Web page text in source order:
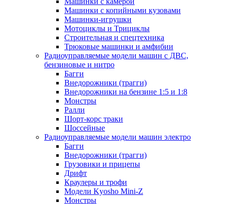
Машинки с копийными кузовами
Машинки-игрушки
Мотоциклы и Трициклы
Строительная и спецтехника
Трюковые машинки и амфибии
Радиоуправляемые модели машин с ДВС,
бензиновые и нитро
Багги
Внедорожники (трагги)
Внедорожники на бензине 1:5 и 1:8
Монстры
Ралли
Шорт-корс траки
Шоссейные
Радиоуправляемые модели машин электро
Багги
Внедорожники (трагги)
Грузовики и прицепы
Дрифт
Краулеры и трофи
Модели Kyosho Mini-Z
Монстры